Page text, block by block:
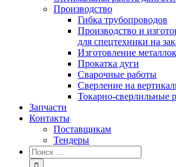
Производство
Гибка трубопроводов
Производство и
для спецтехники на
Изготовление
Прокатка дуги
Сварочные работы
Сверление на
Токарно-сверлильные
Запчасти
Контакты
Поставщикам
Тендеры
Результат
поиска: